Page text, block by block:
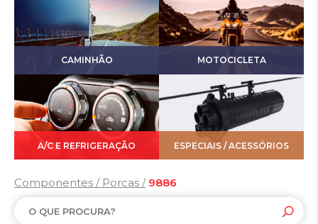
CAMINHÃO MOTOCICLETA
A/C E REFRIGERAÇÃO ESPECIAIS / ACESSÓRIOS
Componentes / Porcas / 9886